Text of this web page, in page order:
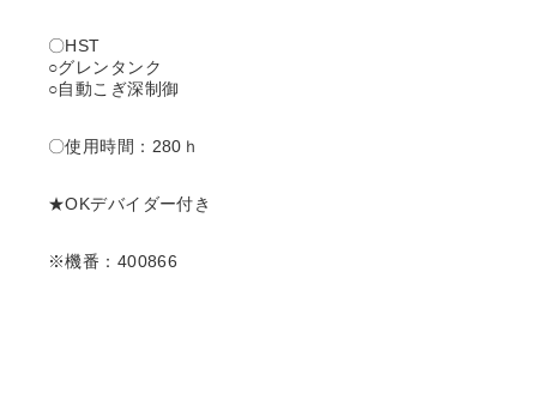
〇HST
○グレンタンク
○自動こぎ深制御
〇使用時間：280ｈ
★OKデバイダー付き
※機番：400866